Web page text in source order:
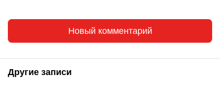
Новый комментарий
Другие записи